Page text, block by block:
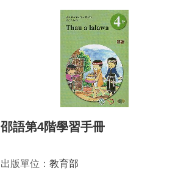
邵語第4階學習手冊
出版單位： 教育部